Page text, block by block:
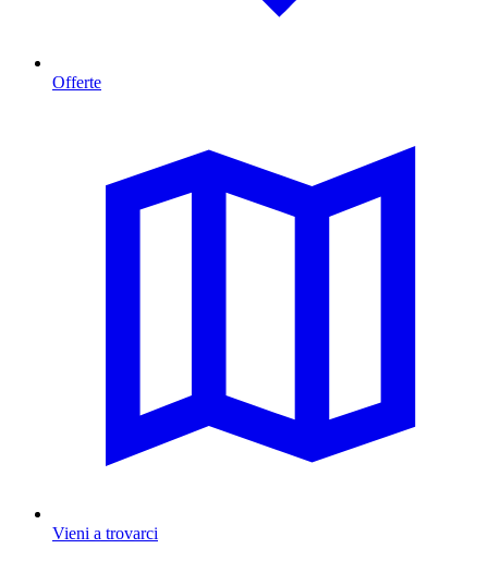
Offerte
Vieni a trovarci